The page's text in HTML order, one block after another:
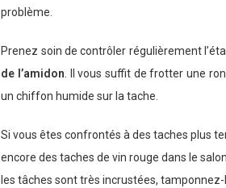
problème.
Prenez soin de contrôler régulièrement
de l’amidon. Il vous suffit de frotter une
un chiffon humide sur la tache.
Si vous êtes confrontés à des taches plus
encore des taches de vin rouge dans le
les tâches sont très incrustées,